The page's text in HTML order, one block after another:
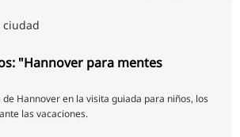
ciudad
"Hannover para mentes
Hannover en la visita guiada para niños, los
las vacaciones.